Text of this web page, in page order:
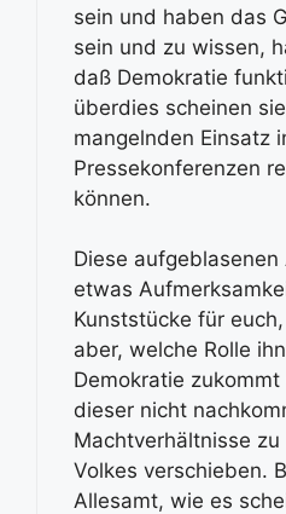
sein und haben das
sein und zu wissen,
daß Demokratie
überdies scheinen
mangelnden Einsatz
Pressekonferenzen
können.
Diese
etwas
Kunststücke für
aber, welche Rolle
Demokratie
dieser nicht
Machtverhältnisse
Volkes verschieben.
Allesamt, wie es